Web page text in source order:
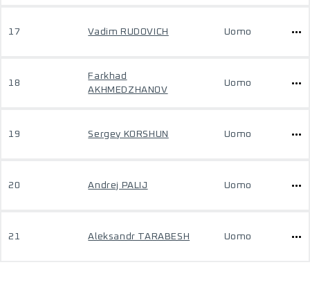
17 Vadim RUDOVICH Uomo
18
Farkhad
AKHMEDZHANOV
Uomo
19 Sergey KORSHUN Uomo
20 Andrej PALIJ Uomo
21 Aleksandr TARABESH Uomo